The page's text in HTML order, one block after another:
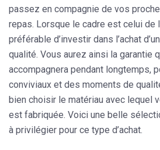
passez en compagnie de vos
repas. Lorsque le cadre est celui de
préférable d’investir dans l’achat
qualité. Vous aurez ainsi la garantie
accompagnera pendant longtemps,
conviviaux et des moments de
bien choisir le matériau avec lequel
est fabriquée. Voici une belle
à privilégier pour ce type d’achat.